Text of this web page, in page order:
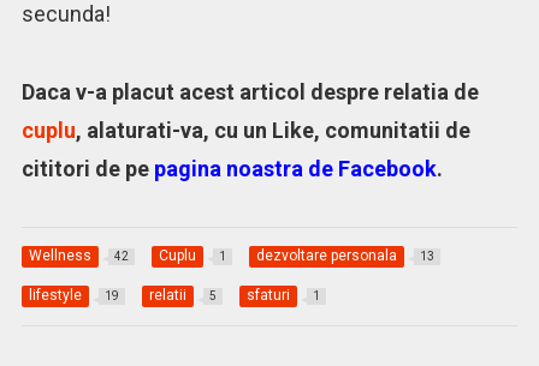
secunda!
Daca v-a placut acest articol despre relatia de
cuplu, alaturati-va, cu un Like, comunitatii de
cititori de pe pagina noastra de Facebook.
Wellness 42 Cuplu 1 dezvoltare personala 13
lifestyle 19 relatii 5 sfaturi 1